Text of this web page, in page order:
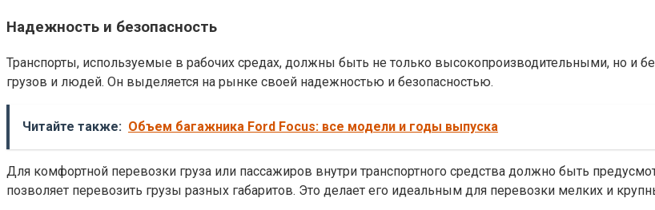
Надежность и безопасность
Транспорты, используемые в рабочих средах, должны быть не только высокопроизводительными, но и
грузов и людей. Он выделяется на рынке своей надежностью и безопасностью.
Читайте также: Объем багажника Ford Focus: все модели и годы выпуска
Для комфортной перевозки груза или пассажиров внутри транспортного средства должно быть
позволяет перевозить грузы разных габаритов. Это делает его идеальным для перевозки мелких и